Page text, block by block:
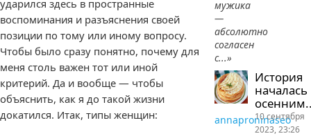
ударился здесь в пространные
воспоминания и разъяснения своей
позиции по тому или иному вопросу.
Чтобы было сразу понятно, почему для
меня столь важен тот или иной
критерий. Да и вообще — чтобы
объяснить, как я до такой жизни
докатился. Итак, типы женщин:
мужика
—
абсолютно
согласен
с...»
История
началась
annaproninaseo
10 сентября
2023, 23:26